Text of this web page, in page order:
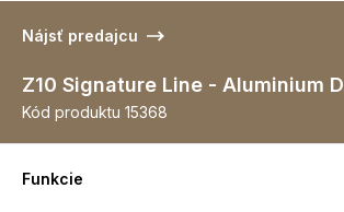
Nájsť predajcu
Z10 Signature Line - Aluminium
Kód produktu 15368
Funkcie